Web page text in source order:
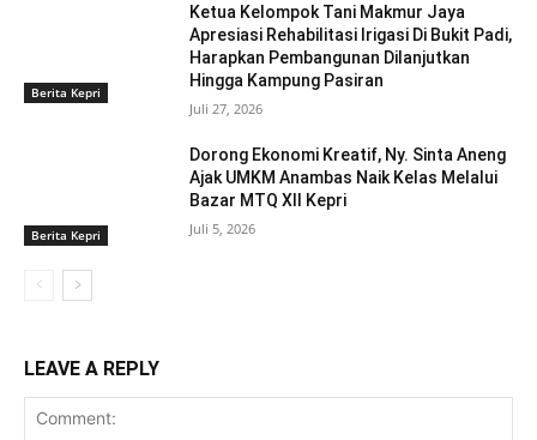
Berita Kepri
Ketua Kelompok Tani Makmur Jaya
Apresiasi Rehabilitasi Irigasi Di Bukit Padi,
Harapkan Pembangunan Dilanjutkan
Hingga Kampung Pasiran ‎
Juli 27, 2026
Berita Kepri
Dorong Ekonomi Kreatif, Ny. Sinta Aneng
‎Ajak UMKM Anambas Naik Kelas Melalui
Bazar MTQ XII Kepri
Juli 5, 2026
LEAVE A REPLY